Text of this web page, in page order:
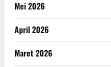
Mei 2026
April 2026
Maret 2026